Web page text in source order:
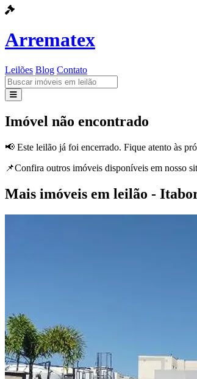
Arrematex
Leilões Blog Contato
Leilões
Contato
Imóvel não encontrado
📢 Este leilão já foi encerrado. Fique atento às
📌Confira outros imóveis disponíveis em nosso
Mais imóveis em leilão -